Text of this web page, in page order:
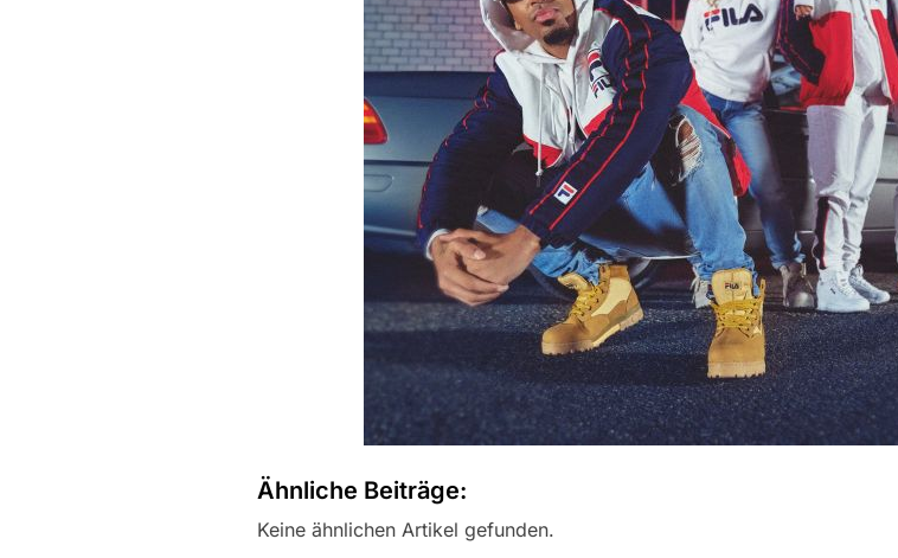
Ähnliche Beiträge:
Keine ähnlichen Artikel gefunden.